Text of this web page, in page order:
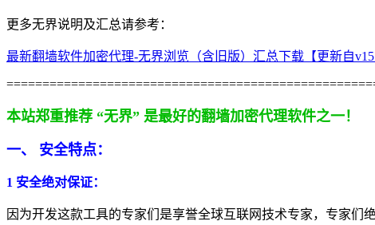
更多无界说明及汇总请参考：
最新翻墙软件加密代理-无界浏览（含旧版）汇总下载【更新自
本站郑重推荐 “无界” 是最好的翻墙加密代理软件之一！
一、 安全特点：
1 安全绝对保证：
因为开发这款工具的专家们是享誉全球互联网技术专家，专家